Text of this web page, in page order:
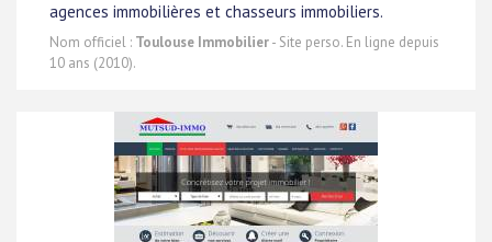
agences immobilières et chasseurs immobiliers.
Nom officiel : Toulouse Immobilier- Site perso. En ligne depuis
10 ans (2010).